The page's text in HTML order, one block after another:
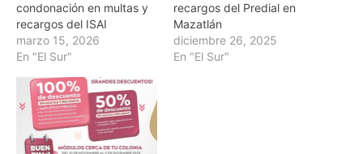
condonación en multas y
recargos del ISAI
marzo 15, 2026
En "El Sur"
recargos del Predial en
Mazatlán
diciembre 26, 2025
En "El Sur"